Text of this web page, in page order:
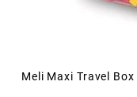
Meli Maxi Travel